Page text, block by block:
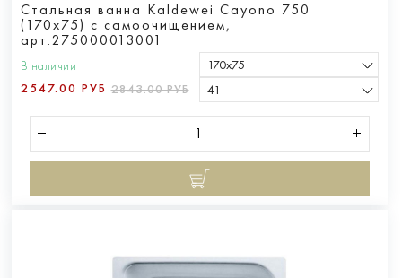
Стальная ванна Kaldewei Cayono 750
(170x75) с самоочищением,
арт.275000013001
В наличии
2547.00 РУБ2843.00 РУБ
170х75
41